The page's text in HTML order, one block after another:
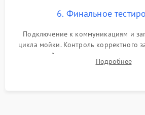
6. Финальное
Подключение к коммуникациям и
цикла мойки. Контроль корректного
до нужной температуры, отсутствия
штатного слива и абсолютной
Подробнее